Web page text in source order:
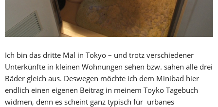
Ich bin das dritte Mal in Tokyo – und trotz verschiedener
Unterkünfte in kleinen Wohnungen sehen bzw. sahen alle drei
Bäder gleich aus. Deswegen möchte ich dem Minibad hier
endlich einen eigenen Beitrag in meinem Toyko Tagebuch
widmen, denn es scheint ganz typisch für urbanes